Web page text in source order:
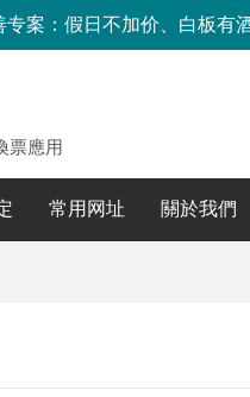
等级房晚
外住宿攻略
票應用
常用网址 關於我們